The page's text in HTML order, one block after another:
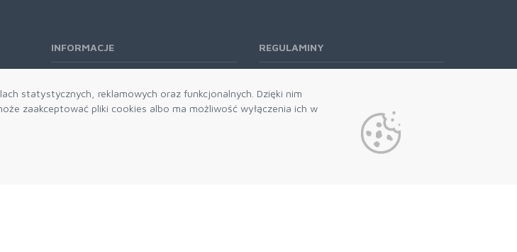
statystycznych, reklamowych oraz funkcjonalnych. Dzięki nim
zaakceptować pliki cookies albo ma możliwość wyłączenia ich w
INFORMACJE
Kontakt
REGULAMINY